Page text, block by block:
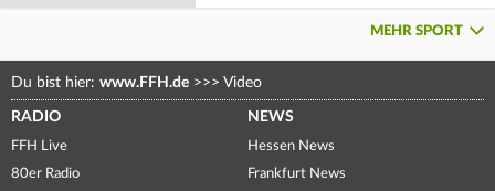
MEHR SPORT
Du bist hier: www.FFH.de >>> Video
RADIO
FFH Live
80er Radio
NEWS
Hessen News
Frankfurt News